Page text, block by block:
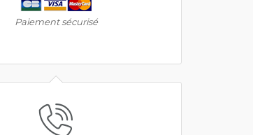
Paiement sécurisé